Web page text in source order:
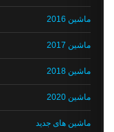
ماشین 2016
ماشین 2017
ماشین 2018
ماشین 2020
ماشین های جدید